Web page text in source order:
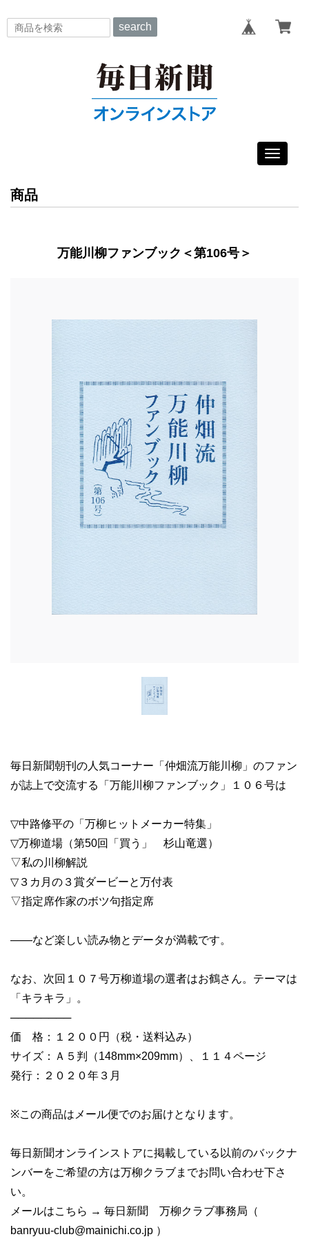
search
Toggle
商品
万能川柳ファンブック＜第106号＞
毎日新聞朝刊の人気コーナー「仲畑流万能川柳」のファン
が誌上で交流する「万能川柳ファンブック」１０６号は
▽中路修平の「万柳ヒットメーカー特集」
▽万柳道場（第50回「買う」 杉山竜選）
▽私の川柳解説
▽３カ月の３賞ダービーと万付表
▽指定席作家のボツ句指定席
――など楽しい読み物とデータが満載です。
なお、次回１０７号万柳道場の選者はお鶴さん。テーマは
「キラキラ」。
────────
価 格：１２００円（税・送料込み）
サイズ：Ａ５判（148mm×209mm）、１１４ページ
発行：２０２０年３月
※この商品はメール便でのお届けとなります。
毎日新聞オンラインストアに掲載している以前のバックナ
ンバーをご希望の方は万柳クラブまでお問い合わせ下さ
い。
メールはこちら → 毎日新聞 万柳クラブ事務局（
banryuu-club@mainichi.co.jp ）